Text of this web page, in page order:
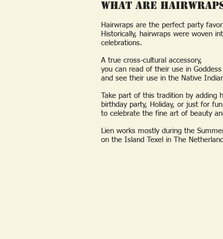
What are
Hairwraps are the perfect party
Historically, hairwraps were woven
celebrations.
A true cross-cultural accessory,
you can read of their use in
and see their use in the Native
Take part of this tradition by adding
birthday party, Holiday, or just for
to celebrate the fine art of beauty
Lien works mostly during the
on the Island Texel in The